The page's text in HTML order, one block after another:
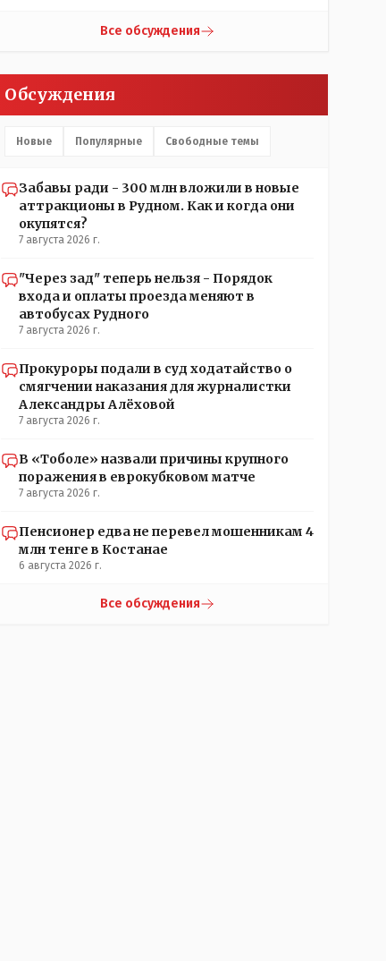
такая должна быть средняя минимальная
персонала, налоги, амортизация оборудования, его
техобслуживание, покупка запчастей,
электроэнергия, накладные и другие
непредвиденные расходы. И это не отнимая
Все обсуждения
Обсуждения
Новые Популярные Свободные темы
Забавы ради - 300 млн вложили в новые
аттракционы в Рудном. Как и когда они
окупятся?
7 августа 2026 г.
"Через зад" теперь нельзя - Порядок
входа и оплаты проезда меняют в
автобусах Рудного
7 августа 2026 г.
Прокуроры подали в суд ходатайство о
смягчении наказания для журналистки
Александры Алёховой
7 августа 2026 г.
В «Тоболе» назвали причины крупного
поражения в еврокубковом матче
7 августа 2026 г.
Пенсионер едва не перевел мошенникам 4
млн тенге в Костанае
6 августа 2026 г.
Все обсуждения